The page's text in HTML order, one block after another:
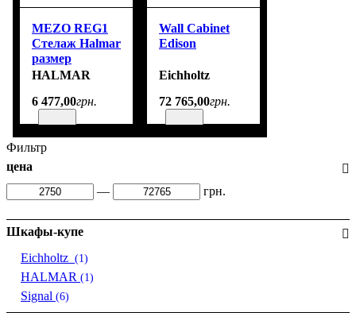
MEZO REG1
Стелаж Halmar
размер
60/29/180 cm
HALMAR
6 477,00грн.
Wall Cabinet
Edison
Eichholtz
72 765,00грн.
Фильтр
цена
—
грн.
Шкафы-купе
Eichholtz (1)
HALMAR (1)
Signal (6)